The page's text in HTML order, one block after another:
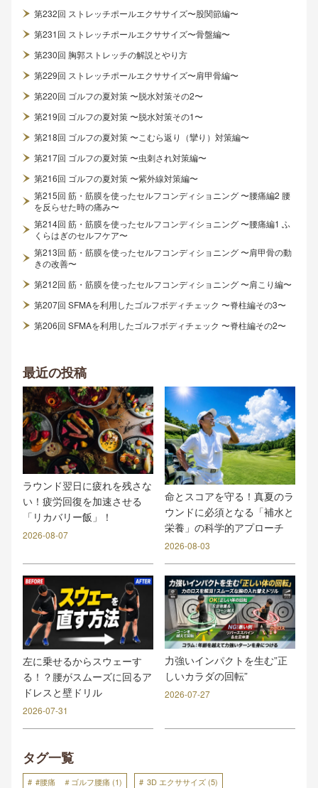
第232回 ストレッチポールエクササイズ〜股関節編〜
第231回 ストレッチポールエクササイズ〜骨盤編〜
第230回 胸郭ストレッチの解説とやり方
第229回 ストレッチポールエクササイズ〜肩甲骨編〜
第220回 ゴルフの夏対策 〜脱水対策その2〜
第219回 ゴルフの夏対策 〜脱水対策その1〜
第218回 ゴルフの夏対策 〜こむら返り（攣り）対策編〜
第217回 ゴルフの夏対策 〜虫刺され対策編〜
第216回 ゴルフの夏対策 〜紫外線対策編〜
第215回 筋・筋膜を使ったセルフコンディショニング 〜腰痛編2 腰
を反らせた時の痛み〜
第214回 筋・筋膜を使ったセルフコンディショニング 〜腰痛編1 ふ
くらはぎのセルフケア〜
第213回 筋・筋膜を使ったセルフコンディショニング 〜肩甲骨の動
きの改善〜
第212回 筋・筋膜を使ったセルフコンディショニング 〜肩こり編〜
第207回 SFMAを利用したゴルフボディチェック 〜脊柱編その3〜
第206回 SFMAを利用したゴルフボディチェック 〜脊柱編その2〜
最近の投稿
ラウンド翌日に疲れを残さな
い！疲労回復を加速させる
「リカバリー飯」！
2026-08-07
命とスコアを守る！真夏のラ
ウンドに必須となる「補水と
栄養」の科学的アプローチ
2026-08-03
左に乗せるからスウェーす
る！？腰がスムーズに回るア
ドレスと壁ドリル
2026-07-31
力強いインパクトを生む”正
しいカラダの回転”
2026-07-27
タグ一覧
#腰痛 ＃ゴルフ腰痛 (1) 3D エクササイズ (5)